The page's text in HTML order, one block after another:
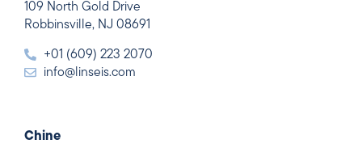
109 North Gold Drive
Robbinsville, NJ 08691
+01 (609) 223 2070
info@linseis.com
Chine